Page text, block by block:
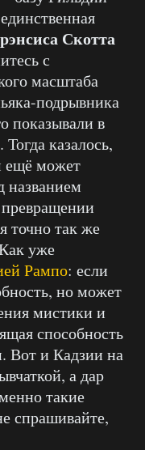
Скотта
с
масштаба
подрывника
показывали в
. Тогда казалось,
ещё может
названием
точно так же
уже
Рампо: если
но может
мистики и
способность
Вот и Кадзии на
а дар
такие
спрашивайте,